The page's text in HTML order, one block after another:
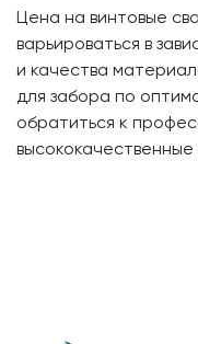
Цена на винтовые
варьироваться в
и качества
для забора по
обратиться к